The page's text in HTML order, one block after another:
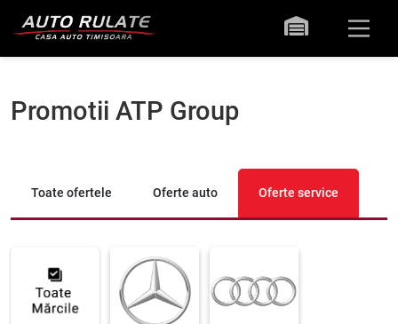
Promotii ATP Group
Toate ofertele Oferte auto Oferte service